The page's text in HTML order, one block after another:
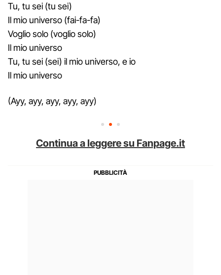
Tu, tu sei (tu sei)
Il mio universo (fai-fa-fa)
Voglio solo (voglio solo)
Il mio universo
Tu, tu sei (sei) il mio universo, e io
Il mio universo
(Ayy, ayy, ayy, ayy, ayy)
Continua a leggere su Fanpage.it